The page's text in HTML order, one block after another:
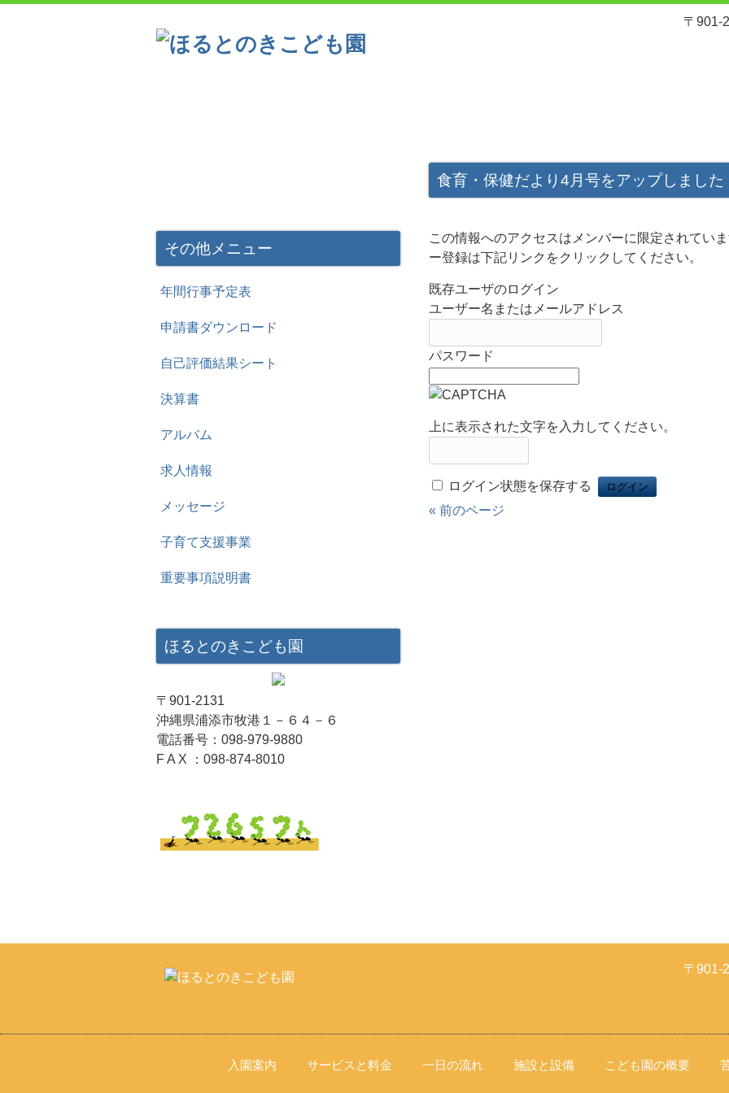
〒901-
食育・保健だより4月号をアップしました
この情報へのアクセスはメンバーに限定されてい
ー登録は下記リンクをクリックしてください。
既存ユーザのログイン
ユーザー名またはメールアドレス
パスワード
上に表示された文字を入力してください。
ログイン状態を保存する
« 前のページ
その他メニュー
年間行事予定表
申請書ダウンロード
自己評価結果シート
決算書
アルバム
求人情報
メッセージ
子育て支援事業
重要事項説明書
ほるとのきこども園
〒901-2131
沖縄県浦添市牧港１－６４－６
電話番号：098-979-9880
F A X ：098-874-8010
〒901-
入園案内 サービスと料金 一日の流れ 施設と設備 こども園の概要